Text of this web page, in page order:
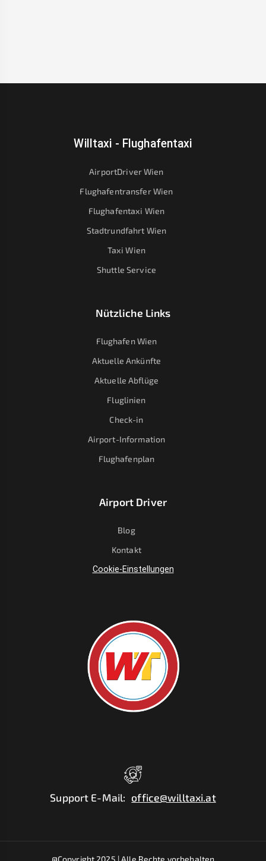
Willtaxi - Flughafentaxi
AirportDriver Wien
Flughafentransfer Wien
Flughafentaxi Wien
Stadtrundfahrt Wien
Taxi Wien
Shuttle Service
Nützliche Links
Flughafen Wien
Aktuelle Ankünfte
Aktuelle Abflüge
Fluglinien
Check-in
Airport-Information
Flughafenplan
Airport Driver
Blog
Kontakt
Cookie-Einstellungen
Support E-Mail: office@willtaxi.at